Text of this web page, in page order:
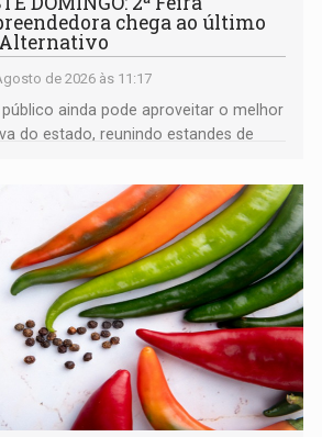
chega ao último
Alternativo
de 2026 às 11:17
ainda pode aproveitar o melhor
do estado, reunindo estandes de